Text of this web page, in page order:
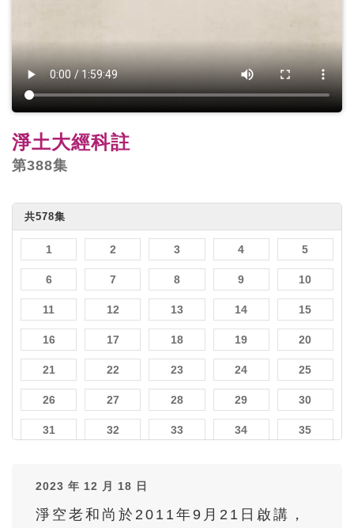
淨土大經科註
第388集
共578集
1 2 3 4 5
6 7 8 9 10
11 12 13 14 15
16 17 18 19 20
21 22 23 24 25
26 27 28 29 30
31 32 33 34 35
41 42
46 47 48 49
2023 年 12 月 18 日
淨空老和尚於2011年9月21日啟講，